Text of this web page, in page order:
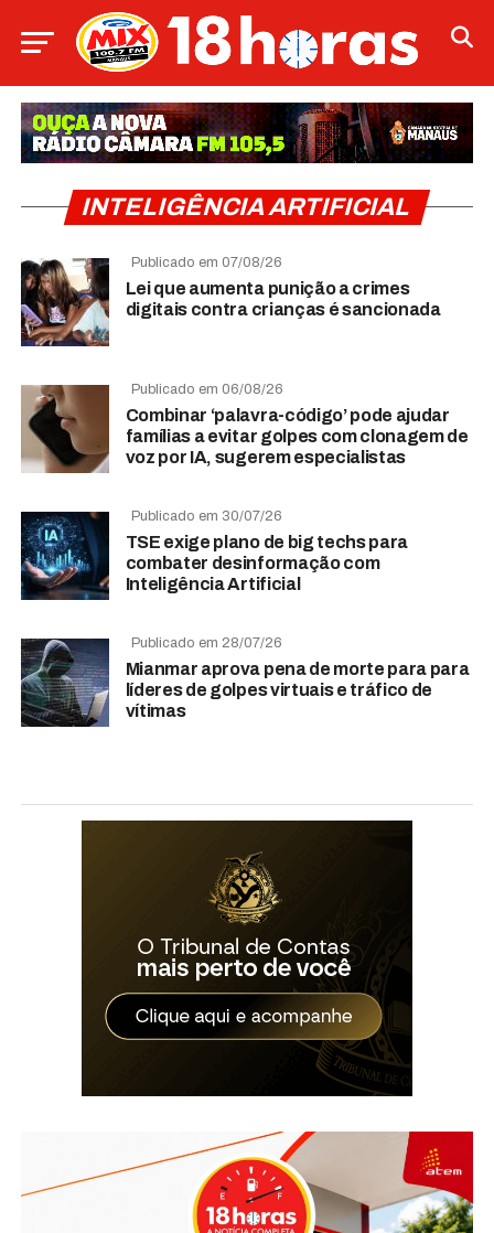
INTELIGÊNCIA ARTIFICIAL
Publicado em 07/08/26
Lei que aumenta punição a crimes
digitais contra crianças é sancionada
Publicado em 06/08/26
Combinar ‘palavra-código’ pode ajudar
famílias a evitar golpes com clonagem de
voz por IA, sugerem especialistas
Publicado em 30/07/26
TSE exige plano de big techs para
combater desinformação com
Inteligência Artificial
Publicado em 28/07/26
Mianmar aprova pena de morte para para
líderes de golpes virtuais e tráfico de
vítimas